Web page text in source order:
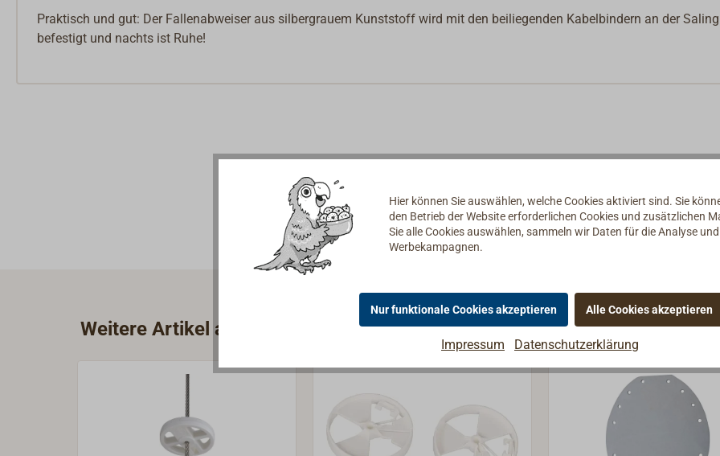
Praktisch und gut: Der Fallenabweiser aus silbergrauem Kunststoff wird mit den beiliegenden Kabelbindern an der Saling
befestigt und nachts ist Ruhe!
Weitere Artikel aus der Kategorie Saling- & Wantenschoner
Hier können Sie auswählen, welche Cookies aktiviert sind. Sie
den Betrieb der Website erforderlichen Cookies und zusätzlichen
Sie alle Cookies auswählen, sammeln wir Daten für die Analyse
Werbekampagnen.
Nur funktionale Cookies akzeptieren Alle Cookies akzeptieren
Impressum Datenschutzerklärung